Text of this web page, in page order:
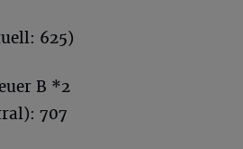
625)
B *2
707